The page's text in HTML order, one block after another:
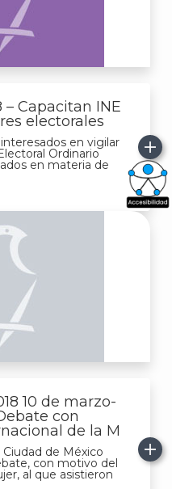
– Capacitan INE
electorales
en vigilar
Ordinario
en materia de
10 de marzo-
con
de la M
de México
con motivo del
al que asistieron